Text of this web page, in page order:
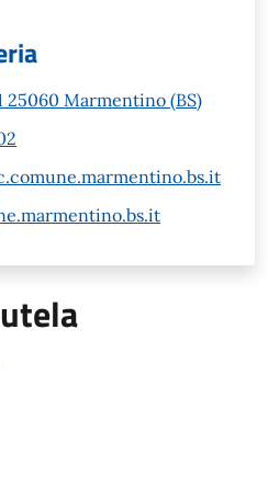
25060 Marmentino (BS)